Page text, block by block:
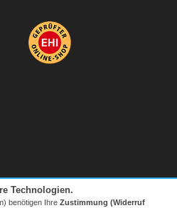
Technologien.
benötigen Ihre Zustimmung (Widerruf